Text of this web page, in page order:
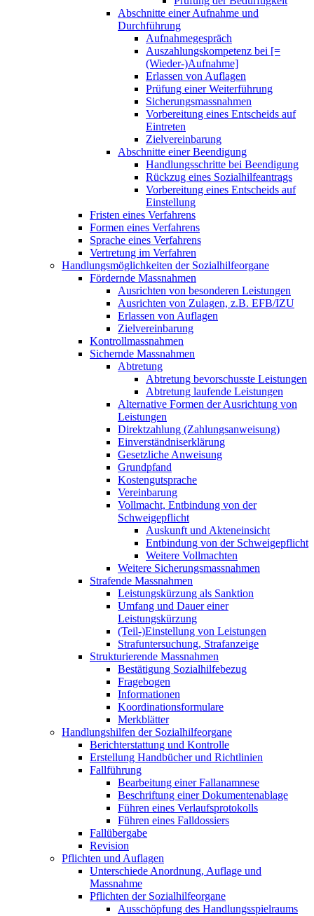
Abschnitte einer Aufnahme und
Durchführung
Aufnahmegespräch
Auszahlungskompetenz bei [=
(Wieder-)Aufnahme]
Erlassen von Auflagen
Prüfung einer Weiterführung
Sicherungsmassnahmen
Vorbereitung eines Entscheids auf
Eintreten
Zielvereinbarung
Abschnitte einer Beendigung
Handlungsschritte bei Beendigung
Rückzug eines Sozialhilfeantrags
Vorbereitung eines Entscheids auf
Einstellung
Fristen eines Verfahrens
Formen eines Verfahrens
Sprache eines Verfahrens
Vertretung im Verfahren
Handlungsmöglichkeiten der Sozialhilfeorgane
Fördernde Massnahmen
Ausrichten von besonderen Leistungen
Ausrichten von Zulagen, z.B. EFB/IZU
Erlassen von Auflagen
Zielvereinbarung
Kontrollmassnahmen
Sichernde Massnahmen
Abtretung
Abtretung bevorschusste Leistungen
Abtretung laufende Leistungen
Alternative Formen der Ausrichtung von
Leistungen
Direktzahlung (Zahlungsanweisung)
Einverständniserklärung
Gesetzliche Anweisung
Grundpfand
Kostengutsprache
Vereinbarung
Vollmacht, Entbindung von der
Schweigepflicht
Auskunft und Akteneinsicht
Entbindung von der Schweigepflicht
Weitere Vollmachten
Weitere Sicherungsmassnahmen
Strafende Massnahmen
Leistungskürzung als Sanktion
Umfang und Dauer einer
Leistungskürzung
(Teil-)Einstellung von Leistungen
Strafuntersuchung, Strafanzeige
Strukturierende Massnahmen
Bestätigung Sozialhilfebezug
Fragebogen
Informationen
Koordinationsformulare
Merkblätter
Handlungshilfen der Sozialhilfeorgane
Berichterstattung und Kontrolle
Erstellung Handbücher und Richtlinien
Fallführung
Bearbeitung einer Fallanamnese
Beschriftung einer Dokumentenablage
Führen eines Verlaufsprotokolls
Führen eines Falldossiers
Fallübergabe
Revision
Pflichten und Auflagen
Unterschiede Anordnung, Auflage und
Massnahme
Pflichten der Sozialhilfeorgane
Ausschöpfung des Handlungsspielraums